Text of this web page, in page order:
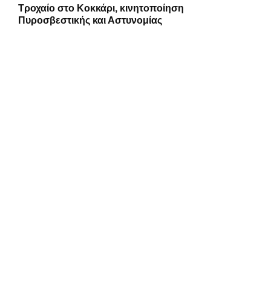
Τροχαίο στο Κοκκάρι, κινητοποίηση
Πυροσβεστικής και Αστυνομίας